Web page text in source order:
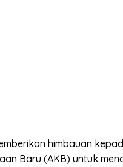
himbauan
Baru (AKB) untuk